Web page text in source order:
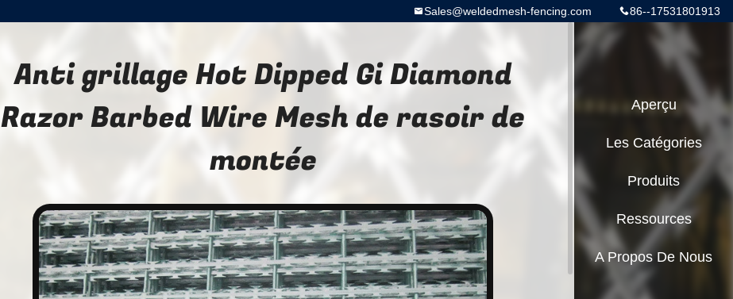
86--17531801913
Sales@weldedmesh-fencing.com
Anti grillage Hot Dipped Gi Diamond
Razor Barbed Wire Mesh de rasoir de
montée
Aperçu
Les Catégories
Produits
Ressources
A Propos De Nous